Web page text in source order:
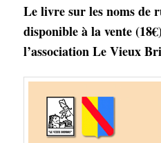
Le livre sur les noms de
disponible à la vente
l’association Le Vieux